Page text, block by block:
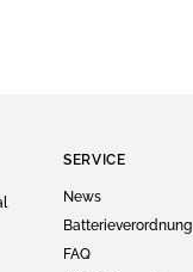
SERVICE
News
Batterieverordnung
FAQ